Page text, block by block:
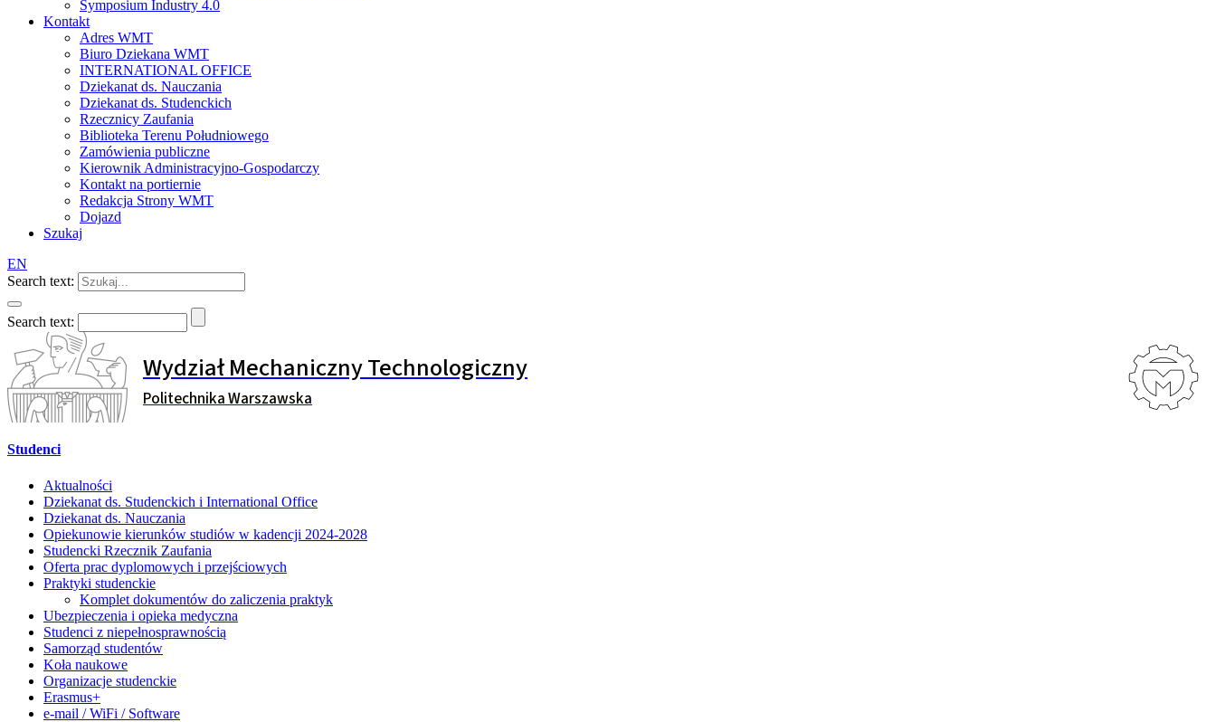
Symposium Industry 4.0
Kontakt
Adres WMT
Biuro Dziekana WMT
INTERNATIONAL OFFICE
Dziekanat ds. Nauczania
Dziekanat ds. Studenckich
Rzecznicy Zaufania
Biblioteka Terenu Południowego
Zamówienia publiczne
Kierownik Administracyjno-Gospodarczy
Kontakt na portiernie
Redakcja Strony WMT
Dojazd
Szukaj
EN
Search text:
Search text:
Wydział Mechaniczny Technologiczny
Politechnika Warszawska
Studenci
Aktualności
Dziekanat ds. Studenckich i International Office
Dziekanat ds. Nauczania
Opiekunowie kierunków studiów w kadencji 2024-2028
Studencki Rzecznik Zaufania
Oferta prac dyplomowych i przejściowych
Praktyki studenckie
Komplet dokumentów do zaliczenia praktyk
Ubezpieczenia i opieka medyczna
Studenci z niepełnosprawnością
Samorząd studentów
Koła naukowe
Organizacje studenckie
Erasmus+
e-mail / WiFi / Software